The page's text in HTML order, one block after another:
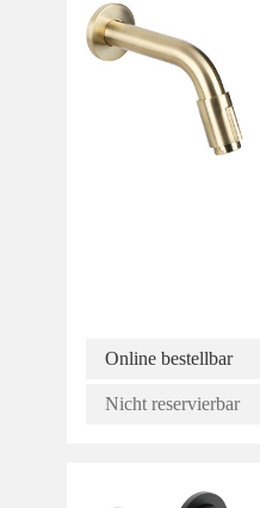
Online bestellbar
Nicht reservierbar